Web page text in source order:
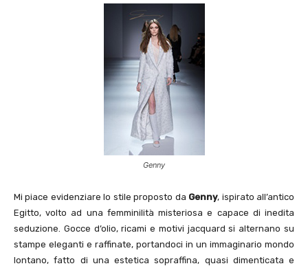
Genny
Mi piace evidenziare lo stile proposto da Genny, ispirato all’antico
Egitto, volto ad una femminilità misteriosa e capace di inedita
seduzione. Gocce d’olio, ricami e motivi jacquard si alternano su
stampe eleganti e raffinate, portandoci in un immaginario mondo
lontano, fatto di una estetica sopraffina, quasi dimenticata e